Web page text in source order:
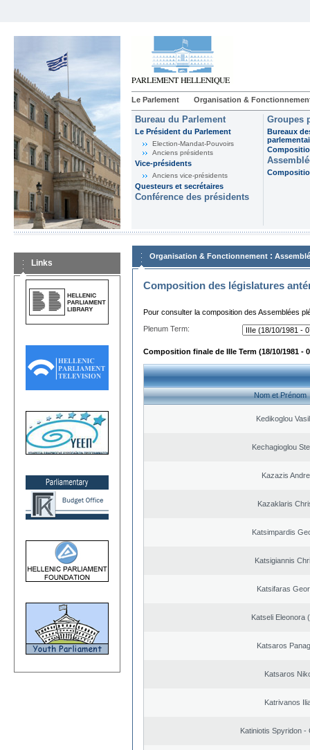
Le Parlement Organisation &
Bureau du Parlement
Le Président du Parlement
Election-Mandat-Pouvoirs
Anciens présidents
Vice-présidents
Anciens vice-présidents
Questeurs et secrétaires
Conférence des présidents
Groupes
Bureaux
Links
Organisation & Fonctionnement :
Composition des législatures
Pour consulter la composition des Assemblées
Plenum Term:
Composition finale de IIIe Term (18/10/1981 -
Nom et Prénom
Kedikoglou
Kechagioglou
Kazazis
Kazaklaris
Katsimpardis
Katsigiannis
Katsifaras
Katseli Eleonora
Katsaros
Katsaros
Katrivanos
Katiniotis Spyridon -